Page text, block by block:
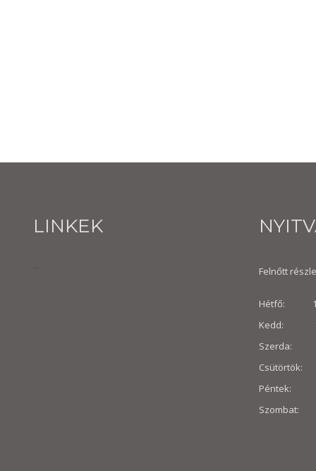
LINKEK
... Felnőtt
Hétfő:
Kedd:
Szerda:
Csütörtök:
Péntek:
Szombat: